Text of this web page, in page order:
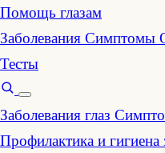
Помощь глазам
Заболевания Симптомы
Тесты
Заболевания глаз
Профилактика и гигиена